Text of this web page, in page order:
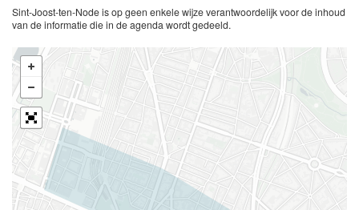
Sint-Joost-ten-Node is op geen enkele wijze verantwoordelijk voor de inhoud
van de informatie die in de agenda wordt gedeeld.